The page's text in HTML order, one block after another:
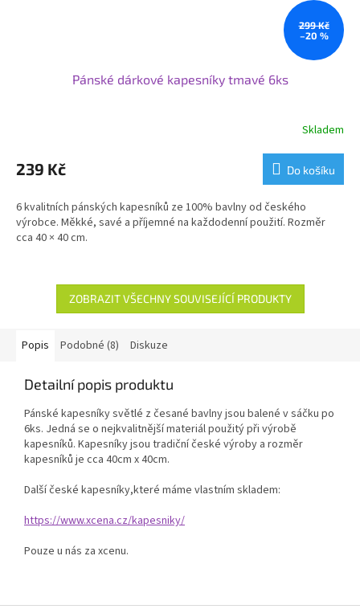
299 Kč
–20 %
Pánské dárkové kapesníky tmavé 6ks
Skladem
239 Kč Do košíku
6 kvalitních pánských kapesníků ze 100% bavlny od českého
výrobce. Měkké, savé a příjemné na každodenní použití. Rozměr
cca 40 × 40 cm.
ZOBRAZIT VŠECHNY SOUVISEJÍCÍ PRODUKTY
Popis Podobné (8) Diskuze
Detailní popis produktu
Pánské kapesníky světlé z česané bavlny jsou balené v sáčku po
6ks. Jedná se o nejkvalitnější materiál použitý při výrobě
kapesníků. Kapesníky jsou tradiční české výroby a rozměr
kapesníků je cca 40cm x 40cm.
Další české kapesníky,které máme vlastním skladem:
https://www.xcena.cz/kapesniky/
Pouze u nás za xcenu.